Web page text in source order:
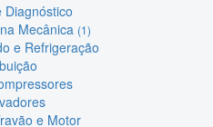
Diagnóstico
Mecânica (1)
e Refrigeração
e Motor